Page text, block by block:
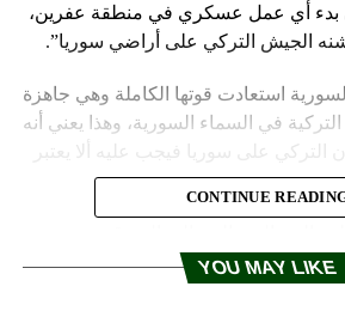
بدء أي عمل عسكري في منطقة عفرين،
يشنه الجيش التركي على أراضي سوريا”.
استعادت قوتها الكاملة وهي جاهزة
التركية في السماء السورية، وهذا يعني أنه
التركي على سوريا فيجب عليه ألا يعتبر
وستبقى أرضا عربية سورية”.
CONTINUE
YOU MAY LIKE